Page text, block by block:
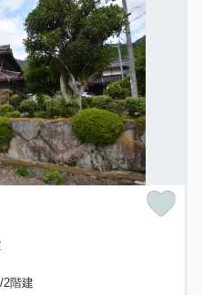
2階建